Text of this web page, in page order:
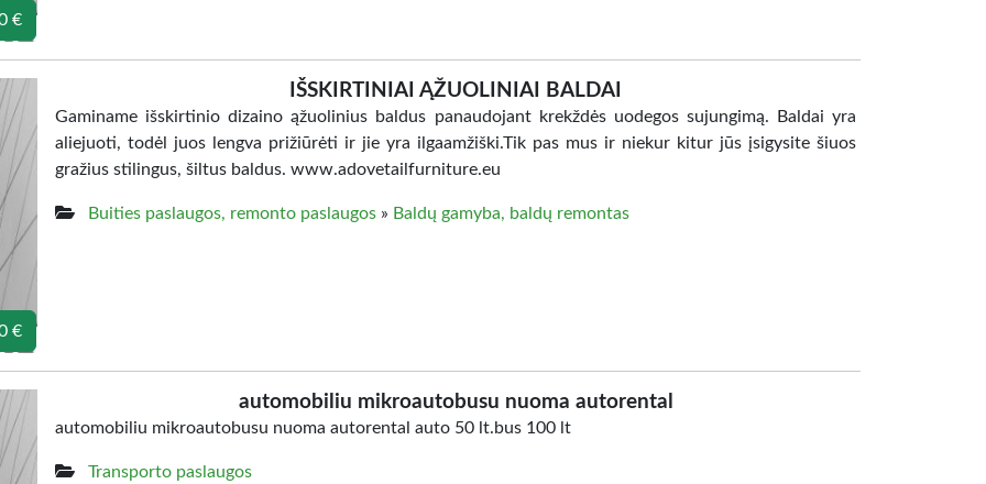
€
€
IŠSKIRTINIAI ĄŽUOLINIAI BALDAI
Gaminame išskirtinio dizaino ąžuolinius baldus panaudojant krekždės uodegos sujungimą. Baldai yra
aliejuoti, todėl juos lengva prižiūrėti ir jie yra ilgaamžiški.Tik pas mus ir niekur kitur jūs įsigysite šiuos
gražius stilingus, šiltus baldus. www.adovetailfurniture.eu
Buities paslaugos, remonto paslaugos » Baldų gamyba, baldų remontas
automobiliu mikroautobusu nuoma autorental
automobiliu mikroautobusu nuoma autorental auto 50 lt.bus 100 lt
Transporto paslaugos